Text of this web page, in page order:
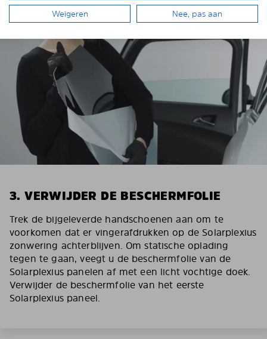
3. VERWIJDER DE BESCHERMFOLIE
Trek de bijgeleverde handschoenen aan om te
voorkomen dat er vingerafdrukken op de Solarplexius
zonwering achterblijven. Om statische oplading
tegen te gaan, veegt u de beschermfolie van de
Solarplexius panelen af met een licht vochtige doek.
Verwijder de beschermfolie van het eerste
Solarplexius paneel.
Weigeren Nee, pas aan